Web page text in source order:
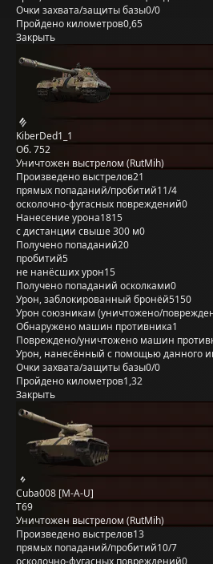
Очки захвата/защиты базы0/0
Пройдено километров0,65
Закрыть
KiberDed1_1
Об. 752
Уничтожен выстрелом (RutMih)
Произведено выстрелов21
прямых попаданий/пробитий11/4
осколочно-фугасных повреждений0
Нанесение урона1815
с дистанции свыше 300 м0
Получено попаданий20
пробитий5
не нанёсших урон15
Получено попаданий осколками0
Урон, заблокированный бронёй5150
Урон союзникам (уничтожено/
Обнаружено машин противника1
Повреждено/уничтожено машин
Урон, нанесённый с помощью данного
Очки захвата/защиты базы0/0
Пройдено километров1,32
Закрыть
Cuba008 [M-A-U]
T69
Уничтожен выстрелом (RutMih)
Произведено выстрелов13
прямых попаданий/пробитий10/7
осколочно-фугасных повреждений0